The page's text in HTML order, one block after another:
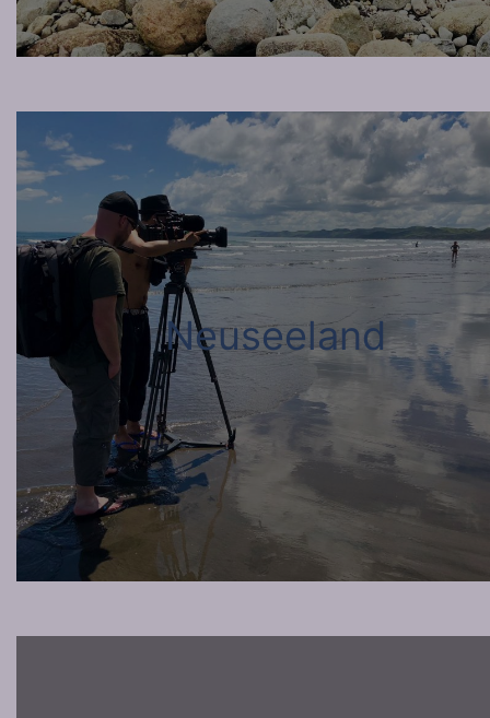
Neuseeland